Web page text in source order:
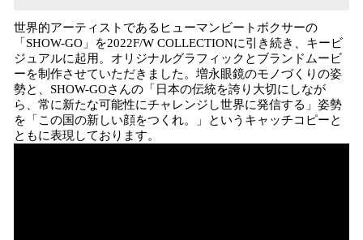
世界的アーティストであるヒューマンビートボクサーの
「SHOW-GO」を2022F/W COLLECTIONに引き続き、キービ
ジュアルに起用。オリジナルグラフィックとブランドムービ
ーを制作させていただきました。増永眼鏡のモノづくりの姿
勢と、SHOW-GOさんの「日本の伝統を誇り大切にしなが
ら、常に新たな可能性にチャレンジし世界に発信する」姿勢
を「この国の新しい顔をつくれ。」というキャッチコピーと
ともに表現しております。